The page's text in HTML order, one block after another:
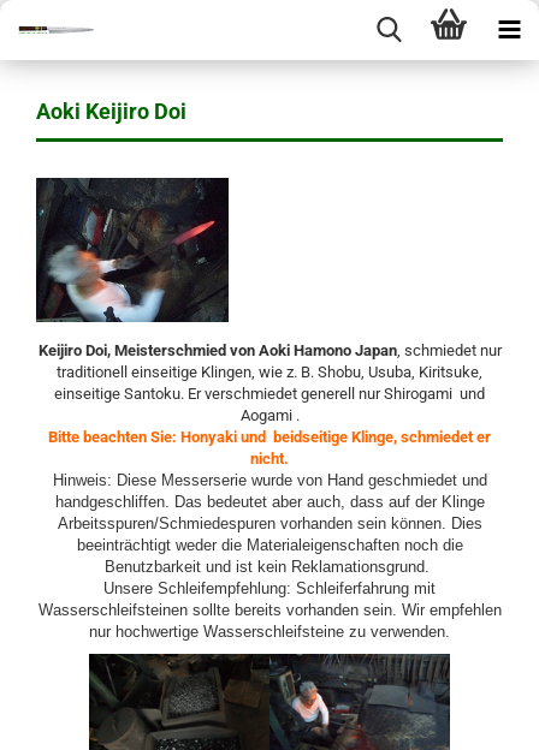
Aoki Keijiro Doi
Keijiro Doi, Meisterschmied von Aoki Hamono Japan, schmiedet nur
traditionell einseitige Klingen, wie z. B. Shobu, Usuba, Kiritsuke,
einseitige Santoku. Er verschmiedet generell nur Shirogami und
Aogami .
Bitte beachten Sie: Honyaki und beidseitige Klinge, schmiedet er
nicht.
Hinweis: Diese Messerserie wurde von Hand geschmiedet und
handgeschliffen. Das bedeutet aber auch, dass auf der Klinge
Arbeitsspuren/Schmiedespuren vorhanden sein können. Dies
beeinträchtigt weder die Materialeigenschaften noch die
Benutzbarkeit und ist kein Reklamationsgrund.
Unsere Schleifempfehlung: Schleiferfahrung mit
Wasserschleifsteinen sollte bereits vorhanden sein. Wir empfehlen
nur hochwertige Wasserschleifsteine zu verwenden.